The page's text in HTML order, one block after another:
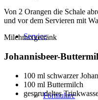
Service
Formulare
Von 2 Orangen die Schale
und vor dem Servieren mit
Milchmixgetränk
Johannisbeer-
100 ml schwarzer
100 ml Buttermilch
gesprudeltes